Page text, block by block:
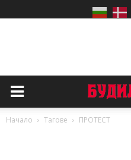
Начало Тагове ПРОТЕСТ